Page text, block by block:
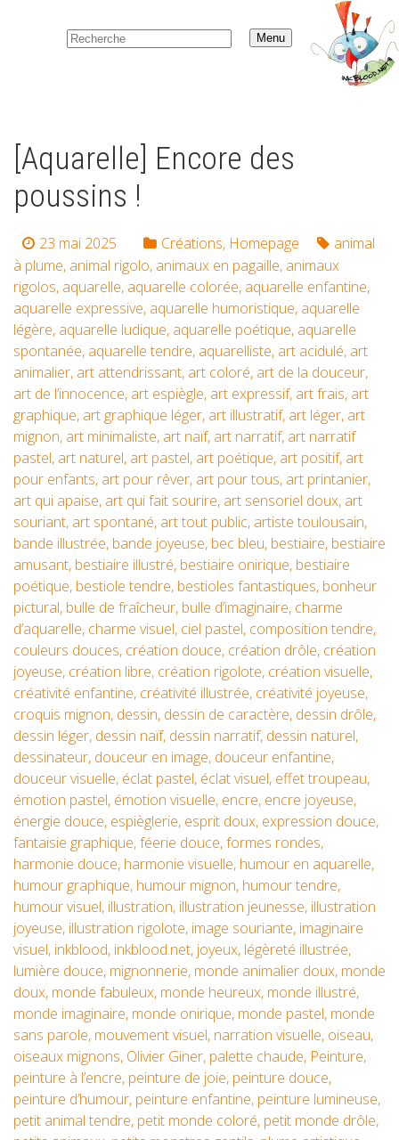
Menu
[Aquarelle] Encore des
poussins !
23 mai 2025 Créations, Homepage
animal
à plume, animal rigolo, animaux en pagaille, animaux
rigolos, aquarelle, aquarelle colorée, aquarelle enfantine,
aquarelle expressive, aquarelle humoristique, aquarelle
légère, aquarelle ludique, aquarelle poétique, aquarelle
spontanée, aquarelle tendre, aquarelliste, art acidulé, art
animalier, art attendrissant, art coloré, art de la douceur,
art de l’innocence, art espiègle, art expressif, art frais, art
graphique, art graphique léger, art illustratif, art léger, art
mignon, art minimaliste, art naïf, art narratif, art narratif
pastel, art naturel, art pastel, art poétique, art positif, art
pour enfants, art pour rêver, art pour tous, art printanier,
art qui apaise, art qui fait sourire, art sensoriel doux, art
souriant, art spontané, art tout public, artiste toulousain,
bande illustrée, bande joyeuse, bec bleu, bestiaire, bestiaire
amusant, bestiaire illustré, bestiaire onirique, bestiaire
poétique, bestiole tendre, bestioles fantastiques, bonheur
pictural, bulle de fraîcheur, bulle d’imaginaire, charme
d’aquarelle, charme visuel, ciel pastel, composition tendre,
couleurs douces, création douce, création drôle, création
joyeuse, création libre, création rigolote, création visuelle,
créativité enfantine, créativité illustrée, créativité joyeuse,
croquis mignon, dessin, dessin de caractère, dessin drôle,
dessin léger, dessin naïf, dessin narratif, dessin naturel,
dessinateur, douceur en image, douceur enfantine,
douceur visuelle, éclat pastel, éclat visuel, effet troupeau,
émotion pastel, émotion visuelle, encre, encre joyeuse,
énergie douce, espièglerie, esprit doux, expression douce,
fantaisie graphique,féerie douce,formes rondes,
harmonie douce, harmonie visuelle, humour en aquarelle,
humour graphique, humour mignon, humour tendre,
humour visuel, illustration, illustration jeunesse, illustration
joyeuse, illustration rigolote, image souriante, imaginaire
visuel, inkblood, inkblood.net, joyeux, légèreté illustrée,
lumière douce, mignonnerie, monde animalier doux, monde
doux, monde fabuleux, monde heureux, monde illustré,
monde imaginaire, monde onirique, monde pastel, monde
sans parole, mouvement visuel, narration visuelle, oiseau,
oiseaux mignons, Olivier Giner, palette chaude, Peinture,
peinture à l’encre, peinture de joie, peinture douce,
peinture d’humour, peinture enfantine, peinture lumineuse,
petit animal tendre, petit monde coloré, petit monde drôle,